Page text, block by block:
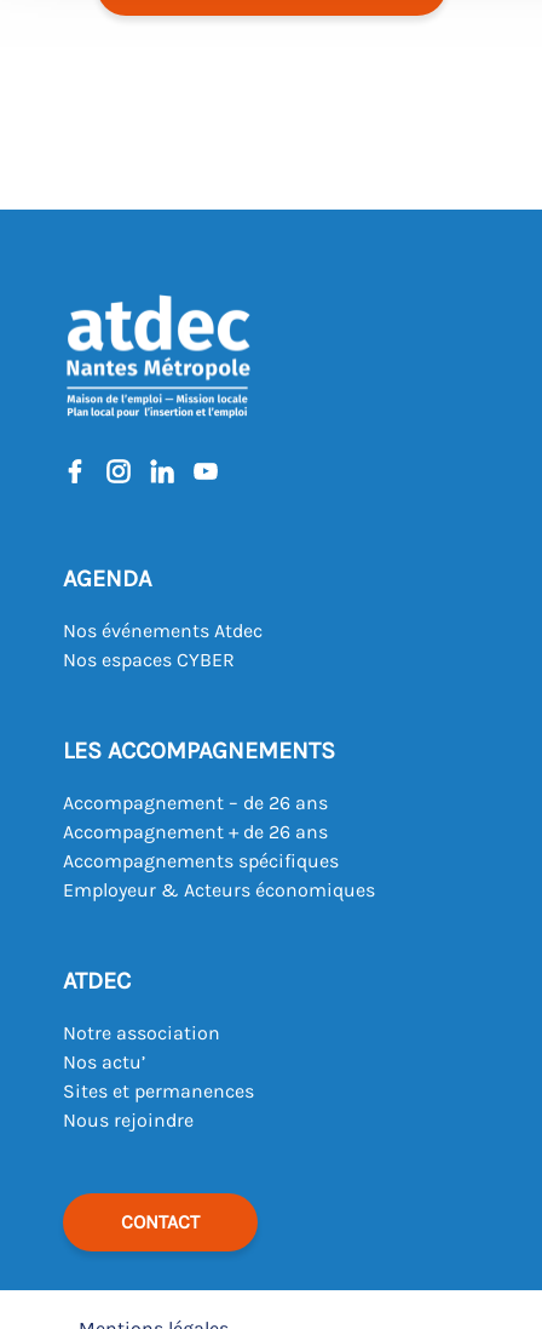
AGENDA
Nos événements Atdec
Nos espaces CYBER
LES ACCOMPAGNEMENTS
Accompagnement – de 26 ans
Accompagnement + de 26 ans
Accompagnements spécifiques
Employeur & Acteurs économiques
ATDEC
Notre association
Nos actu’
Sites et permanences
Nous rejoindre
CONTACT